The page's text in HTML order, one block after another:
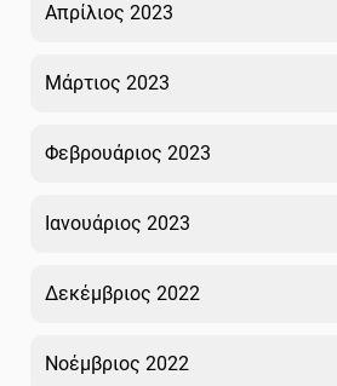
Απρίλιος 2023
Μάρτιος 2023
Φεβρουάριος 2023
Ιανουάριος 2023
Δεκέμβριος 2022
Νοέμβριος 2022